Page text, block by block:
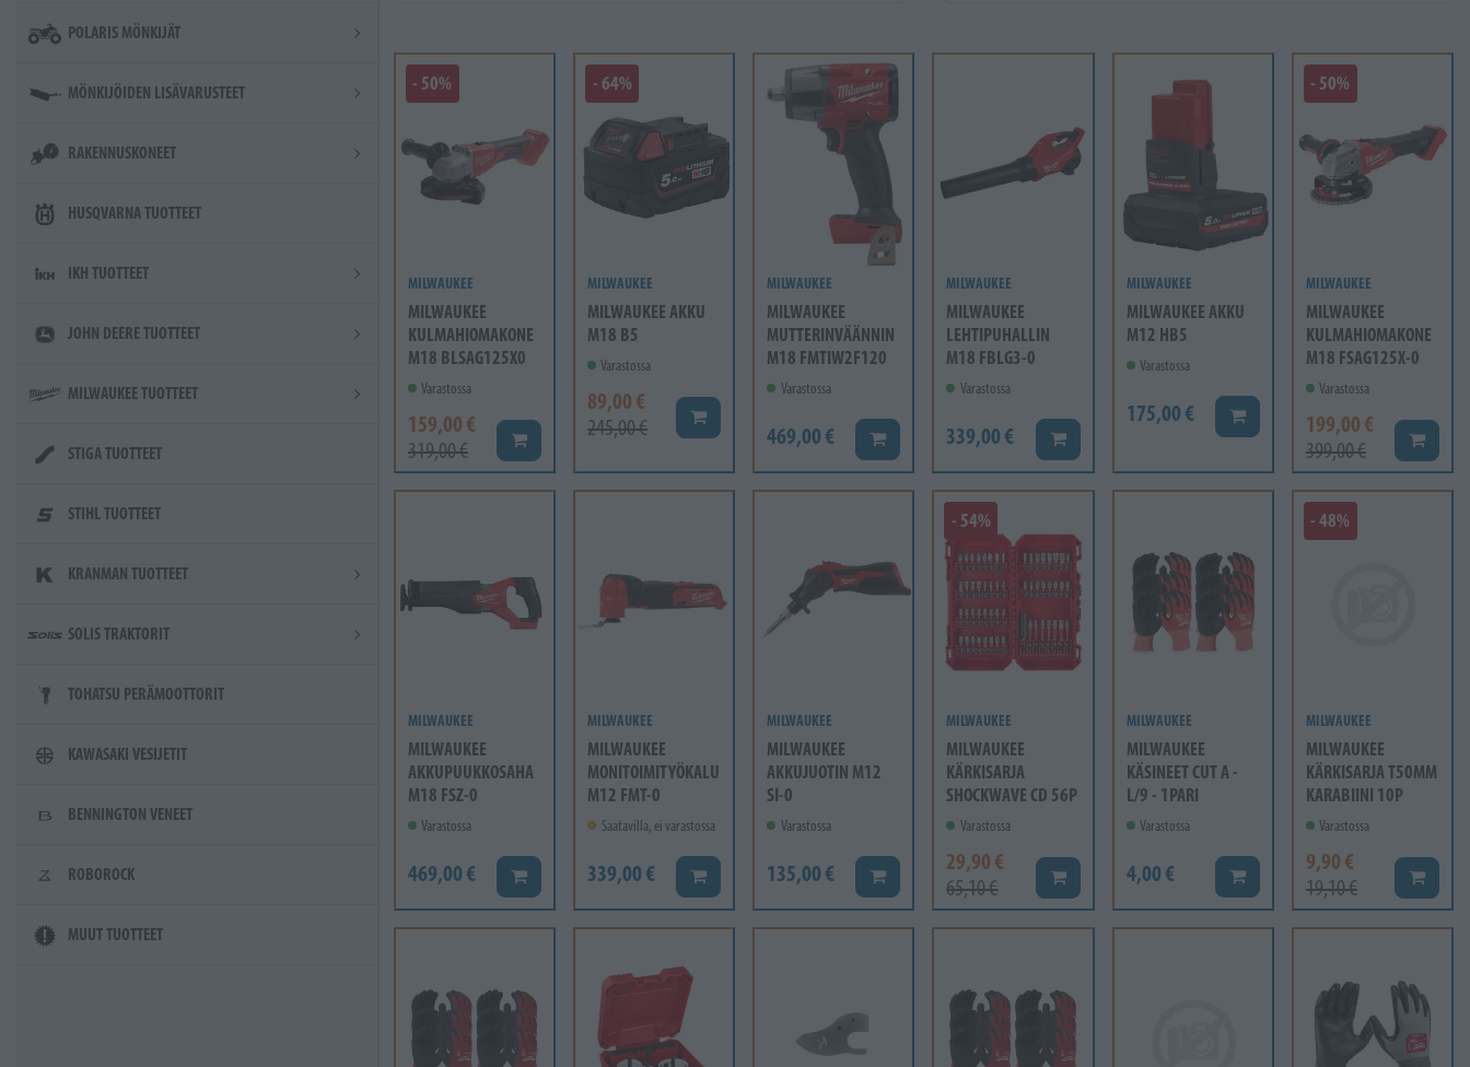
POLARIS MÖNKIJÄT
MÖNKIJÖIDEN LISÄVARUSTEET
RAKENNUSKONEET
HUSQVARNA TUOTTEET
IKH TUOTTEET
JOHN DEERE TUOTTEET
MILWAUKEE TUOTTEET
STIGA TUOTTEET
STIHL TUOTTEET
KRANMAN TUOTTEET
SOLIS TRAKTORIT
TOHATSU PERÄMOOTTORIT
KAWASAKI VESIJETIT
BENNINGTON VENEET
ROBOROCK
MUUT TUOTTEET
- 50%
MILWAUKEE
MILWAUKEE
KULMAHIOMAKONE
M18 BLSAG125X0
Varastossa
159,00 €
319,00 € Lisää koriin
- 64%
MILWAUKEE
MILWAUKEE AKKU
M18 B5
Varastossa
89,00 €
245,00 € Lisää koriin
MILWAUKEE
MILWAUKEE
MUTTERINVÄÄNNIN
M18 FMTIW2F120
Varastossa
469,00 € Lisää koriin
MILWAUKEE
MILWAUKEE
LEHTIPUHALLIN
M18 FBLG3-0
Varastossa
339,00 € Lisää koriin
MILWAUKEE
MILWAUKEE AKKU
M12 HB5
Varastossa
175,00 € Lisää koriin
- 50%
MILWAUKEE
MILWAUKEE
KULMAHIOMAKONE
M18 FSAG125X-0
Varastossa
199,00 €
399,00 € Lisää
MILWAUKEE
MILWAUKEE
AKKUPUUKKOSAHA
M18 FSZ-0
Varastossa
469,00 € Lisää koriin
MILWAUKEE
MILWAUKEE
MONITOIMITYÖKALU
M12 FMT-0
Saatavilla, ei varastossa
339,00 € Lisää koriin
MILWAUKEE
MILWAUKEE
AKKUJUOTIN M12
SI-0
Varastossa
135,00 € Lisää koriin
- 54%
MILWAUKEE
MILWAUKEE
KÄRKISARJA
SHOCKWAVE CD 56P
Varastossa
29,90 €
65,10 € Lisää koriin
MILWAUKEE
MILWAUKEE
KÄSINEET CUT A -
L/9 - 1PARI
Varastossa
4,00 € Lisää koriin
- 48%
MILWAUKEE
MILWAUKEE
KÄRKISARJA T50MM
KARABIINI 10P
Varastossa
9,90 €
19,10 € Lisää